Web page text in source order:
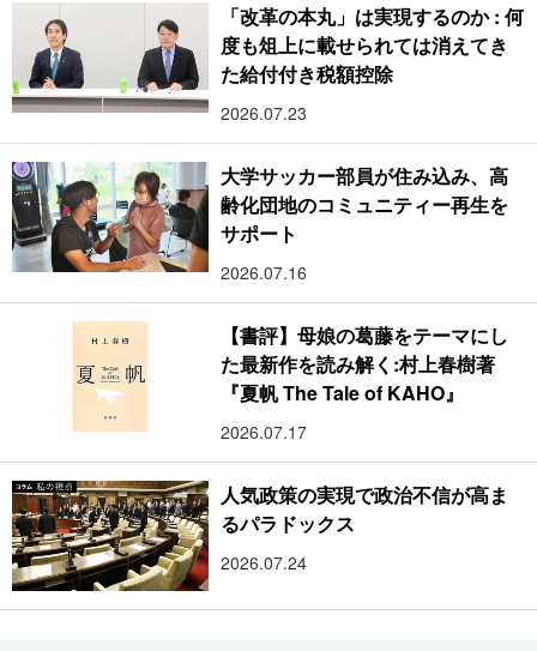
「改革の本丸」は実現するのか : 何
度も俎上に載せられては消えてき
た給付付き税額控除
2026.07.23
大学サッカー部員が住み込み、高
齢化団地のコミュニティー再生を
サポート
2026.07.16
【書評】母娘の葛藤をテーマにし
た最新作を読み解く:村上春樹著
『夏帆 The Tale of KAHO』
2026.07.17
人気政策の実現で政治不信が高ま
るパラドックス
2026.07.24